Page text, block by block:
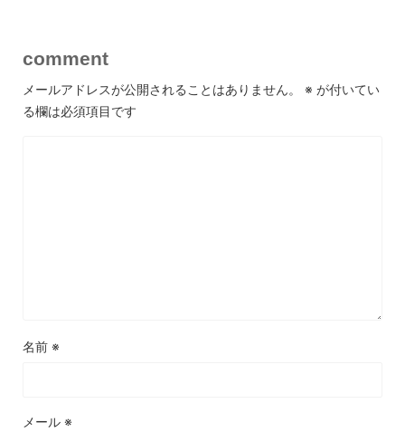
comment
メールアドレスが公開されることはありません。 ※ が付いてい
る欄は必須項目です
名前 ※
メール ※